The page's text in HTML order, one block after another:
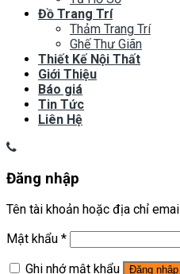
Đồ Trang Trí
Thảm Trang Trí
Ghế Thư Giãn
Thiết Kế Nội Thất
Giới Thiệu
Báo giá
Tin Tức
Liên Hệ
Đăng nhập
Tên tài khoản hoặc địa chỉ email
Mật khẩu *
Ghi nhớ mật khẩu
Đăng nhập